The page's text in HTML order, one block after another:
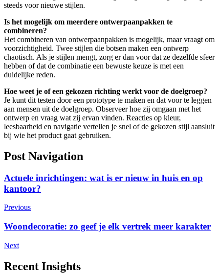
steeds voor nieuwe stijlen.
Is het mogelijk om meerdere ontwerpaanpakken te
combineren?
Het combineren van ontwerpaanpakken is mogelijk, maar vraagt om
voorzichtigheid. Twee stijlen die botsen maken een ontwerp
chaotisch. Als je stijlen mengt, zorg er dan voor dat ze dezelfde sfeer
hebben of dat de combinatie een bewuste keuze is met een
duidelijke reden.
Hoe weet je of een gekozen richting werkt voor de doelgroep?
Je kunt dit testen door een prototype te maken en dat voor te leggen
aan mensen uit de doelgroep. Observeer hoe zij omgaan met het
ontwerp en vraag wat zij ervan vinden. Reacties op kleur,
leesbaarheid en navigatie vertellen je snel of de gekozen stijl aansluit
bij wie het product gaat gebruiken.
Post Navigation
Actuele inrichtingen: wat is er nieuw in huis en op
kantoor?
Previous
Woondecoratie: zo geef je elk vertrek meer karakter
Next
Recent Insights